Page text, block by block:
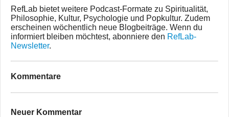
RefLab bietet weitere Podcast-Formate zu Spiritualität,
Philosophie, Kultur, Psychologie und Popkultur. Zudem
erscheinen wöchentlich neue Blogbeiträge. Wenn du
informiert bleiben möchtest, abonniere den RefLab-
Newsletter.
Kommentare
Neuer Kommentar